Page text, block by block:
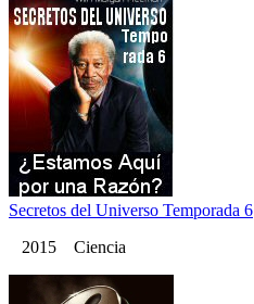
Secretos del Universo Temporada 6
2015 Ciencia